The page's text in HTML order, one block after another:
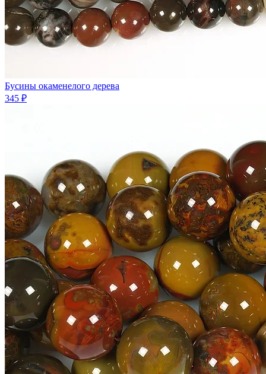
Бусины окаменелого дерева
345 ₽